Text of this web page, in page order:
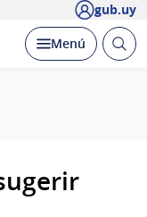
gub.uy
Desplegar
Menú Abrir